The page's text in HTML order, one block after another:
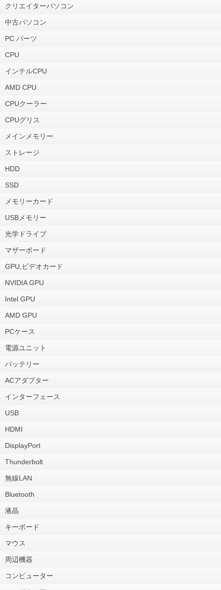
クリエイターパソコン
中古パソコン
PC パーツ
CPU
インテルCPU
AMD CPU
CPUクーラー
CPUグリス
メインメモリー
ストレージ
HDD
SSD
メモリーカード
USBメモリー
光学ドライブ
マザーボード
GPU,ビデオカード
NVIDIA GPU
Intel GPU
AMD GPU
PCケース
電源ユニット
バッテリー
ACアダプター
インターフェース
USB
HDMI
DisplayPort
Thunderbolt
無線LAN
Bluetooth
液晶
キーボード
マウス
周辺機器
コンピューター